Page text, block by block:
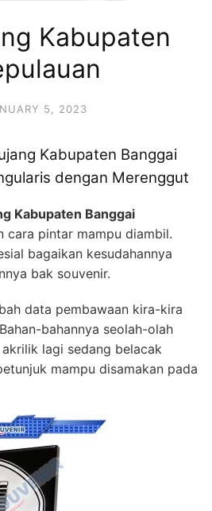
Kabupaten
5, 2023
Kabupaten Banggai
dengan Merenggut
Kabupaten Banggai
cara pintar mampu diambil.
bagaikan kesudahannya
bak souvenir.
data pembawaan kira-kira
bahannya seolah-olah
lagi sedang belacak
mampu disamakan pada